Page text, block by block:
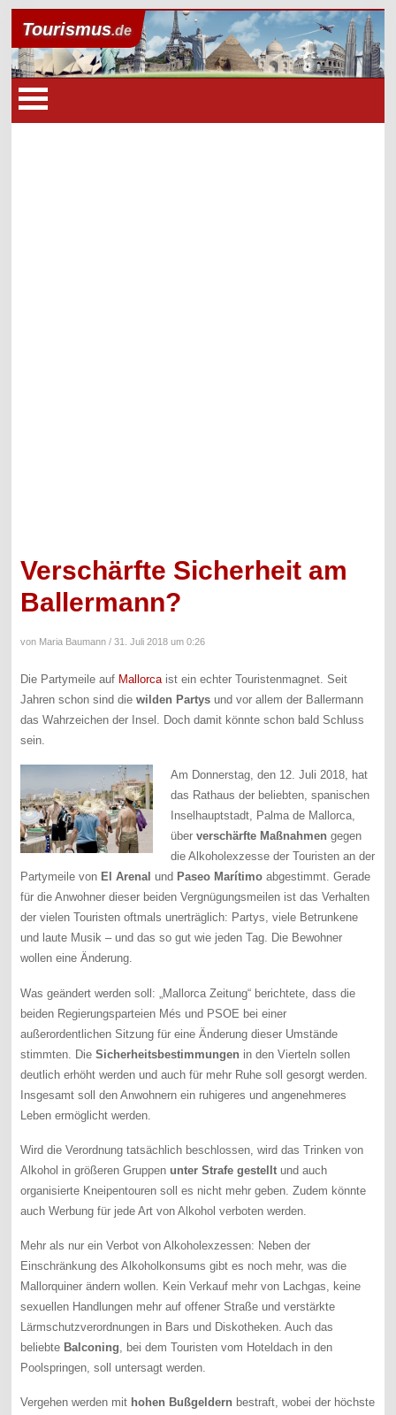
Tourismus.de
Verschärfte Sicherheit am
Ballermann?
von Maria Baumann /31. Juli 2018 um 0:26
Die Partymeile auf Mallorcaist ein echter Touristenmagnet. Seit
Jahren schon sind diewilden Partys und vor allem der Ballermann
das Wahrzeichen der Insel. Doch damit könnte schon bald Schluss
sein.
Am Donnerstag, den 12. Juli 2018, hat
das Rathaus der beliebten, spanischen
Inselhauptstadt, Palma de Mallorca,
überverschärfte Maßnahmen gegen
die Alkoholexzesse der Touristen an der
Partymeile von El Arenal und Paseo Marítimo abgestimmt. Gerade
für die Anwohner dieser beiden Vergnügungsmeilen ist das Verhalten
der vielen Touristen oftmals unerträglich: Partys, viele Betrunkene
und laute Musik – und das so gut wie jeden Tag. Die Bewohner
wollen eine Änderung.
Was geändert werden soll: „Mallorca Zeitung“ berichtete, dass die
beiden Regierungsparteien Més und PSOE bei einer
außerordentlichen Sitzung für eine Änderung dieser Umstände
stimmten. DieSicherheitsbestimmungen in den Vierteln sollen
deutlich erhöht werden und auch für mehr Ruhe soll gesorgt werden.
Insgesamt soll den Anwohnern ein ruhigeres und angenehmeres
Leben ermöglicht werden.
Wird die Verordnung tatsächlich beschlossen, wird das Trinken von
Alkohol in größeren Gruppenunter Strafe gestellt und auch
organisierte Kneipentouren soll es nicht mehr geben. Zudem könnte
auch Werbung für jede Art von Alkohol verboten werden.
Mehr als nur ein Verbot von Alkoholexzessen: Neben der
Einschränkung des Alkoholkonsums gibt es noch mehr, was die
Mallorquiner ändern wollen. Kein Verkauf mehr von Lachgas, keine
sexuellen Handlungen mehr auf offener Straße und verstärkte
Lärmschutzverordnungen in Bars und Diskotheken. Auch das
beliebte Balconing, bei dem Touristen vom Hoteldach in den
Poolspringen, soll untersagt werden.
Vergehen werden mit hohen Bußgeldern bestraft, wobei der höchste